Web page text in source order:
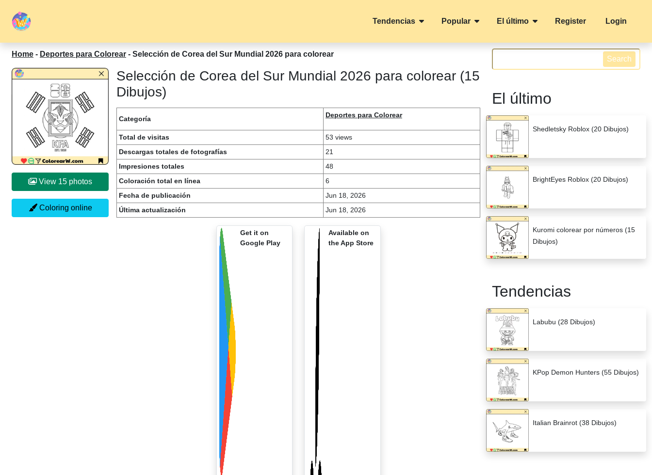
Tendencias Popular El último Register Login
Home - Deportes para Colorear - Selección de Corea del Sur Mundial 2026 para colorear
View 15 photos
Coloring online
Selección de Corea del Sur Mundial 2026 para colorear (15
Dibujos)
Categoría Deportes para Colorear
Total de visitas
53 views
Descargas totales de fotografías
21
Impresiones totales
48
Coloración total en línea
6
Fecha de publicación
Jun 18, 2026
Última actualización
Jun 18, 2026
Get it on
Google Play
Available on
the App Store
Search
El último
Shedletsky Roblox (20 Dibujos)
BrightEyes Roblox (20 Dibujos)
Kuromi colorear por números (15
Dibujos)
Tendencias
Labubu (28 Dibujos)
KPop Demon Hunters (55 Dibujos)
Italian Brainrot (38 Dibujos)